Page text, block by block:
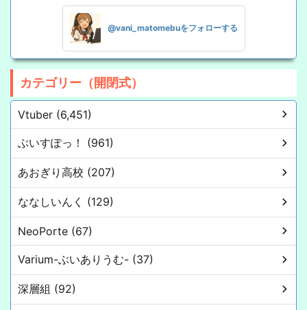
@vani_matomebuをフォローする
カテゴリー（開閉式）
Vtuber (6,451)
ぶいすぽっ！ (961)
あおぎり高校 (207)
ななしいんく (129)
NeoPorte (67)
Varium-ぶいありうむ- (37)
深層組 (92)